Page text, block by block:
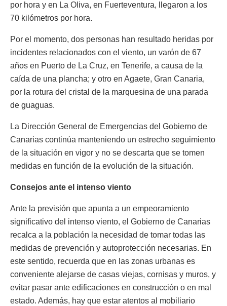
por hora y en La Oliva, en Fuerteventura, llegaron a los
70 kilómetros por hora.
Por el momento, dos personas han resultado heridas por
incidentes relacionados con el viento, un varón de 67
años en Puerto de La Cruz, en Tenerife, a causa de la
caída de una plancha; y otro en Agaete, Gran Canaria,
por la rotura del cristal de la marquesina de una parada
de guaguas.
La Dirección General de Emergencias del Gobierno de
Canarias continúa manteniendo un estrecho seguimiento
de la situación en vigor y no se descarta que se tomen
medidas en función de la evolución de la situación.
Consejos ante el intenso viento
Ante la previsión que apunta a un empeoramiento
significativo del intenso viento, el Gobierno de Canarias
recalca a la población la necesidad de tomar todas las
medidas de prevención y autoprotección necesarias. En
este sentido, recuerda que en las zonas urbanas es
conveniente alejarse de casas viejas, cornisas y muros, y
evitar pasar ante edificaciones en construcción o en mal
estado. Además, hay que estar atentos al mobiliario